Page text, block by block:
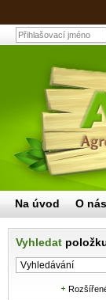
Vyhledat
Na úvod O nás